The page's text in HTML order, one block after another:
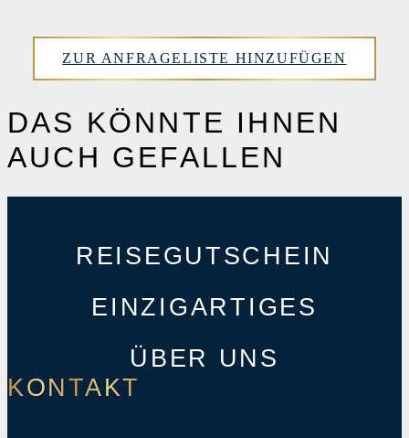
ZUR ANFRAGELISTE HINZUFÜGEN
DAS KÖNNTE IHNEN
AUCH GEFALLEN
REISEGUTSCHEIN
EINZIGARTIGES
ÜBER UNS
KONTAKT